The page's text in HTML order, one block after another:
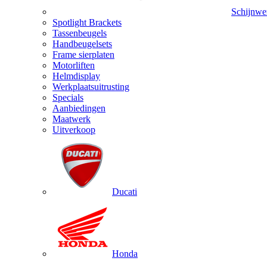
Spotlight Brackets
Tassenbeugels
Handbeugelsets
Frame sierplaten
Motorliften
Helmdisplay
Werkplaatsuitrusting
Specials
Aanbiedingen
Maatwerk
Uitverkoop
Ducati
Honda